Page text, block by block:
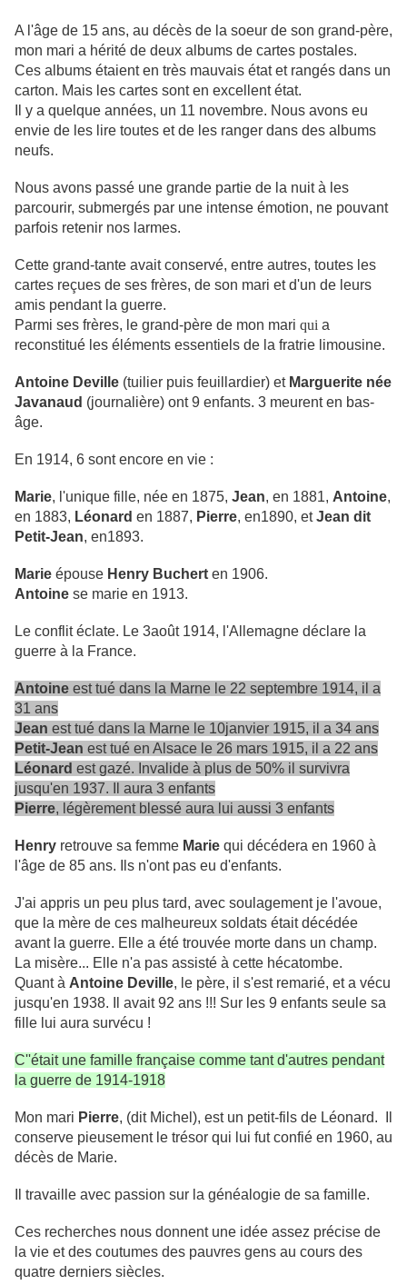
A l'âge de 15 ans, au décès de la soeur de son grand-père,
mon mari a hérité de deux albums de cartes postales.
Ces albums étaient en très mauvais état et rangés dans un
carton. Mais les cartes sont en excellent état.
Il y a quelque années, un 11 novembre. Nous avons eu
envie de les lire toutes et de les ranger dans des albums
neufs.
Nous avons passé une grande partie de la nuit à les
parcourir, submergés par une intense émotion, ne pouvant
parfois retenir nos larmes.
Cette grand-tante avait conservé, entre autres, toutes les
cartes reçues de ses frères, de son mari et d'un de leurs
amis pendant la guerre.
Parmi ses frères, le grand-père de mon mari qui a
reconstitué les éléments essentiels de la fratrie limousine.
Antoine Deville (tuilier puis feuillardier) et Marguerite née
Javanaud (journalière) ont 9 enfants. 3 meurent en bas-
âge.
En 1914, 6 sont encore en vie :
Marie, l'unique fille, née en 1875, Jean, en 1881, Antoine,
en 1883, Léonard en 1887, Pierre, en1890, etJean dit
Petit-Jean, en1893.
Marie épouse Henry Buchert en 1906.
Antoine se marie en 1913.
Le conflit éclate. Le 3août 1914, l'Allemagne déclare la
guerre à la France.
Antoine est tué dans la Marne le 22 septembre 1914, il a
31 ans
Jean est tué dans la Marne le 10janvier 1915, il a 34 ans
Petit-Jean est tué en Alsace le 26 mars 1915, il a 22 ans
Léonard est gazé. Invalide à plus de 50% il survivra
jusqu'en 1937. Il aura 3 enfants
Pierre, légèrement blessé aura lui aussi 3 enfants
Henry retrouve sa femme Marie qui décédera en 1960 à
l'âge de 85 ans. Ils n'ont pas eu d'enfants.
J'ai appris un peu plus tard, avec soulagement je l'avoue,
que la mère de ces malheureux soldats était décédée
avant la guerre. Elle a été trouvée morte dans un champ.
La misère... Elle n'a pas assisté à cette hécatombe.
Quant à Antoine Deville, le père, il s'est remarié, et a vécu
jusqu'en 1938. Il avait 92 ans !!! Sur les 9 enfants seule sa
fille lui aura survécu !
C''était une famille française comme tant d'autres pendant
la guerre de 1914-1918
Mon mari Pierre, (dit Michel), est un petit-fils de Léonard. Il
conserve pieusement le trésor qui lui fut confié en 1960, au
décès de Marie.
Il travaille avec passion sur la généalogie de sa famille.
Ces recherches nous donnent une idée assez précise de
la vie et des coutumes des pauvres gens au cours des
quatre derniers siècles.